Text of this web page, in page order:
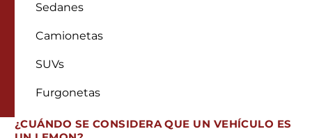
Sedanes
Camionetas
SUVs
Furgonetas
¿CUÁNDO SE CONSIDERA QUE UN VEHÍCULO ES